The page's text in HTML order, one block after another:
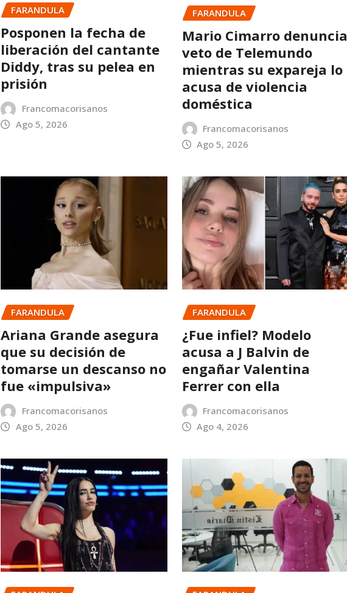
FARANDULA
Posponen la fecha de
liberación del cantante
Diddy, tras su pelea en
prisión
Francomacorisanos
Ago 5, 2026
FARANDULA
Mario Cimarro denuncia
veto de Telemundo
mientras su expareja lo
acusa de violencia
doméstica
Francomacorisanos
Ago 5, 2026
FARANDULA
Ariana Grande asegura
que su decisión de
tomarse un descanso no
fue «impulsiva»
Francomacorisanos
Ago 5, 2026
FARANDULA
¿Fue infiel? Modelo
acusa a J Balvin de
engañar Valentina
Ferrer con ella
Francomacorisanos
Ago 4, 2026